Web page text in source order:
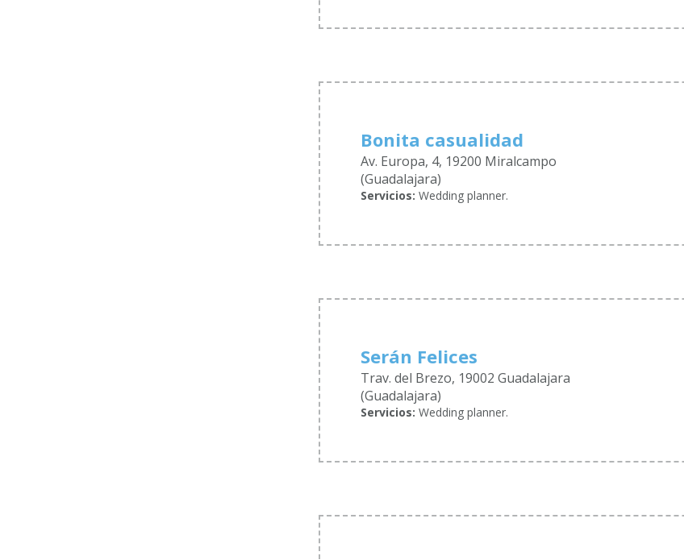
Bonita casualidad
Av. Europa, 4, 19200 Miralcampo
(Guadalajara)
Servicios: Wedding planner.
Serán Felices
Trav. del Brezo, 19002 Guadalajara
(Guadalajara)
Servicios: Wedding planner.